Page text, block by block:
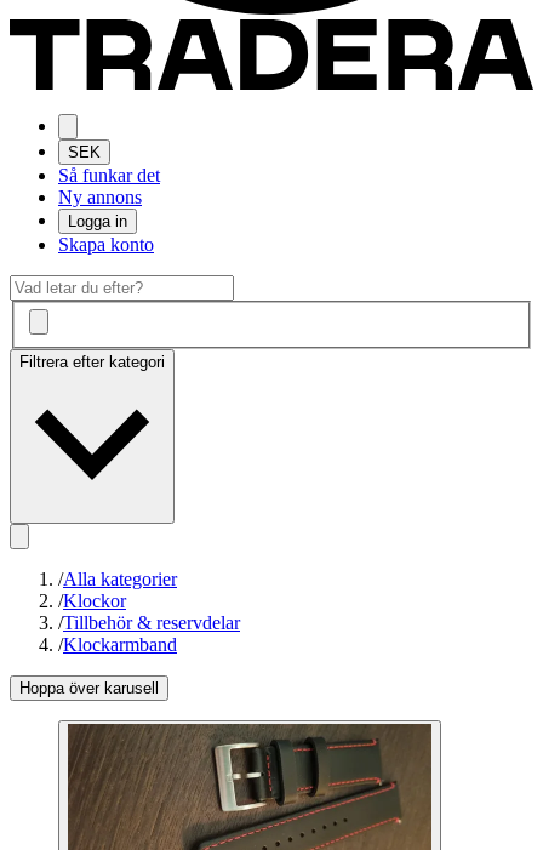
SEK
Så funkar det
Ny annons
Logga in
Skapa konto
Filtrera efter kategori
/Alla kategorier
/Klockor
/Tillbehör & reservdelar
/Klockarmband
Hoppa över karusell